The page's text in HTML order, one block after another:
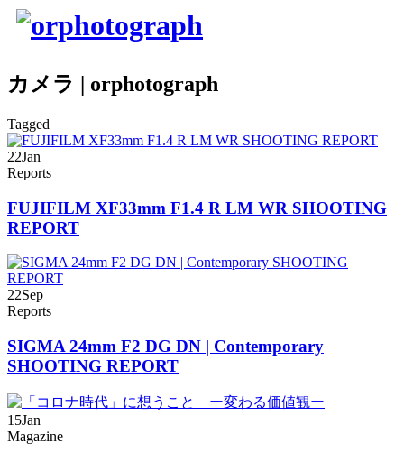
カメラ | orphotograph
Tagged
22Jan
Reports
FUJIFILM XF33mm F1.4 R LM WR SHOOTING
REPORT
22Sep
Reports
SIGMA 24mm F2 DG DN | Contemporary
SHOOTING REPORT
15Jan
Magazine